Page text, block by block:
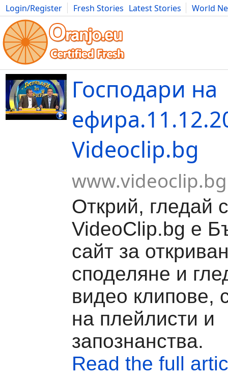
Login/Register Fresh Stories Latest Stories
World
Movies Anime Music Art Cars Advice Science
Господари на
Videoclip.bg
www.videoclip.bg
Открий, гледай
VideoClip.bg е
сайт за
споделяне и
видео клипове,
на плейлисти и
запознанства.
Read the full